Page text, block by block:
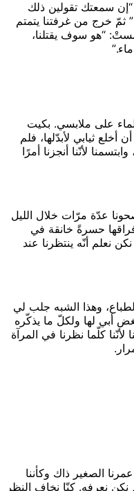
سمعتك تقولين ذلك
ثمّ خرج من غرفتنا يتمتم
“هو سوف يقتلنا،
على ملابسي. بكيت
ثيابي لأبدّلها، فلم
لأنّنا أنجزنا أمرًا
صحونا عدّة مرّات خلال الليل
فراقها حسرةً خانقة في
نعلم أنّه ينتظرنا عند
وهذا الشبه جلب لي
أبي لها ولكلّ ما يذكّره
كلّما نظرنا في المرآة
الصغير ذاك وكأننا
نكن نعرفه. كنّا نخاف النظر